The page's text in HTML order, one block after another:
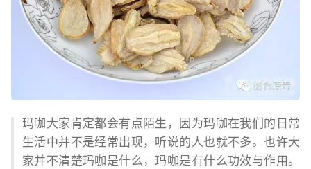
玛咖大家肯定都会有点陌生，因为玛咖在我们的日常
生活中并不是经常出现，听说的人也就不多。也许大
家并不清楚玛咖是什么，玛咖是有什么功效与作用。